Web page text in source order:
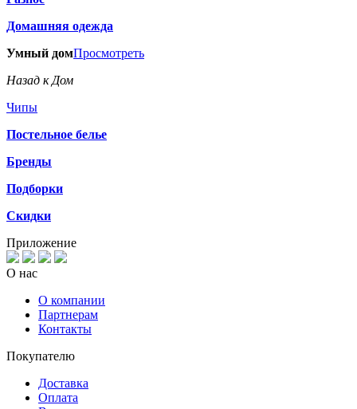
Домашняя одежда
Умный домПросмотреть
Назад к Дом
Чипы
Постельное белье
Бренды
Подборки
Скидки
Приложение
О нас
О компании
Партнерам
Контакты
Покупателю
Доставка
Оплата